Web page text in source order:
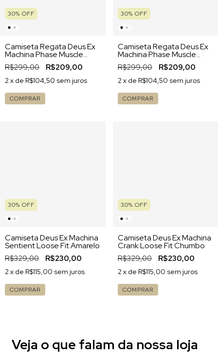
30% OFF
Camiseta Regata Deus Ex
Machina Phase Muscle
Regular Fit Preta
R$299,00 R$209,00
2 x de R$104,50 sem juros
COMPRAR
30% OFF
Camiseta Regata Deus Ex
Machina Phase Muscle
Dirty White
R$299,00 R$209,00
2 x de R$104,50 sem juros
COMPRAR
30% OFF
Camiseta Deus Ex Machina
Sentient Loose Fit Amarelo
R$329,00 R$230,00
2x de R$115,00 sem juros
COMPRAR
30% OFF
Camiseta Deus Ex Machina
Crank Loose Fit Chumbo
R$329,00 R$230,00
2x de R$115,00 sem juros
COMPRAR
Veja o que falam da nossa loja